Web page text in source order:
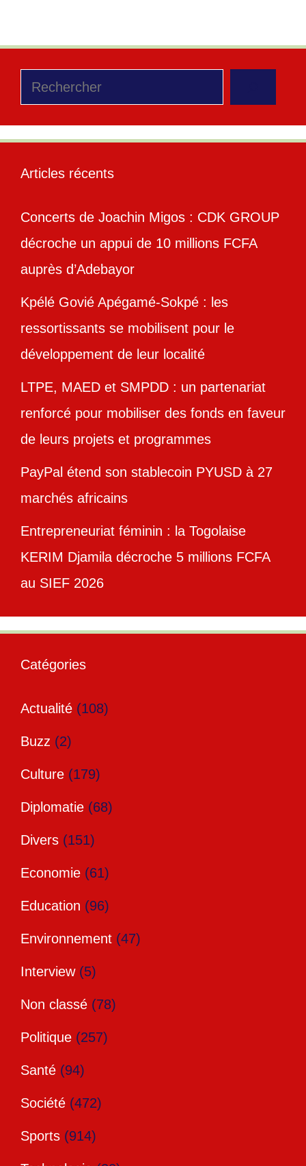
Rechercher
Articles récents
Concerts de Joachin Migos : CDK GROUP
décroche un appui de 10 millions FCFA
auprès d’Adebayor
Kpélé Govié Apégamé-Sokpé : les
ressortissants se mobilisent pour le
développement de leur localité
LTPE, MAED et SMPDD : un partenariat
renforcé pour mobiliser des fonds en faveur
de leurs projets et programmes
PayPal étend son stablecoin PYUSD à 27
marchés africains
Entrepreneuriat féminin : la Togolaise
KERIM Djamila décroche 5 millions FCFA
au SIEF 2026
Catégories
Actualité (108)
Buzz (2)
Culture (179)
Diplomatie (68)
Divers (151)
Economie (61)
Education (96)
Environnement (47)
Interview(5)
Non classé (78)
Politique (257)
Santé (94)
Société (472)
Sports (914)